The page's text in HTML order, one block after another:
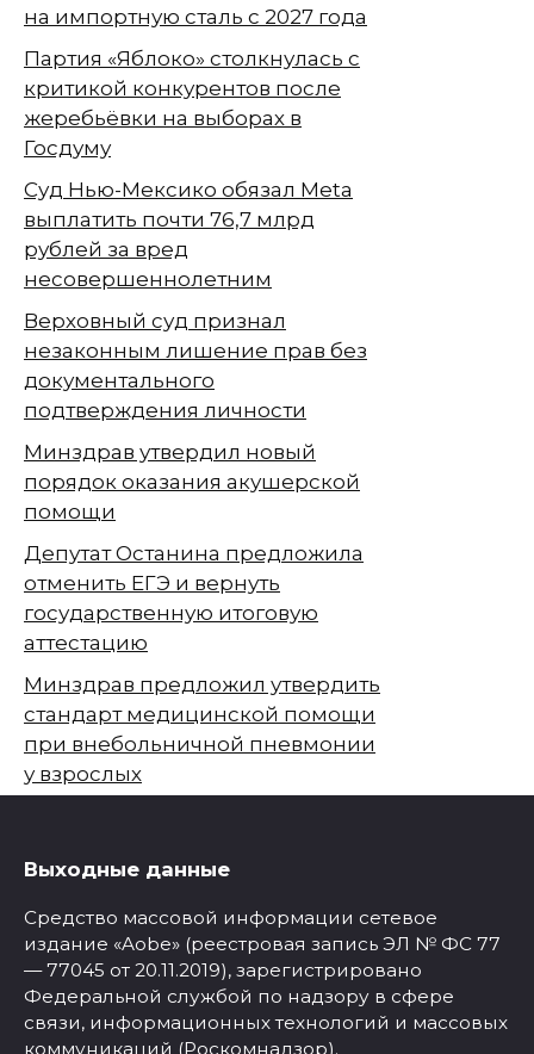
на импортную сталь с 2027 года
Партия «Яблоко» столкнулась с
критикой конкурентов после
жеребьёвки на выборах в
Госдуму
Суд Нью-Мексико обязал Meta
выплатить почти 76,7 млрд
рублей за вред
несовершеннолетним
Верховный суд признал
незаконным лишение прав без
документального
подтверждения личности
Минздрав утвердил новый
порядок оказания акушерской
помощи
Депутат Останина предложила
отменить ЕГЭ и вернуть
государственную итоговую
аттестацию
Минздрав предложил утвердить
стандарт медицинской помощи
при внебольничной пневмонии
у взрослых
Выходные данные
Средство массовой информации сетевое
издание «Aobe» (реестровая запись ЭЛ № ФС 77
— 77045 от 20.11.2019), зарегистрировано
Федеральной службой по надзору в сфере
связи, информационных технологий и массовых
коммуникаций (Роскомнадзор).